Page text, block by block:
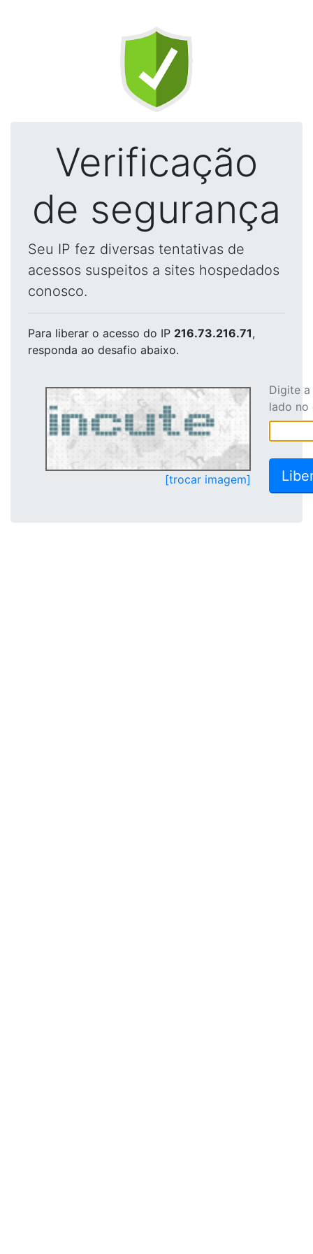
Verificação
de segurança
Seu IP fez diversas tentativas de
acessos suspeitos a sites hospedados
conosco.
Para liberar o acesso do IP 216.73.216.71,
responda ao desafio abaixo.
[trocar imagem]
Digite
lado no